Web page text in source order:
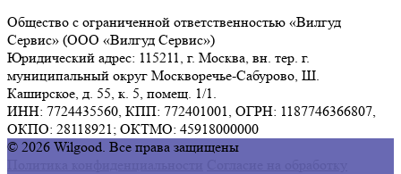
Общество с ограниченной ответственностью «Вилгуд
Сервис» (ООО «Вилгуд Сервис»)
Юридический адрес: 115211, г. Москва, вн. тер. г.
муниципальный округ Москворечье-Сабурово, Ш.
Каширское, д. 55, к. 5, помещ. 1/1.
ИНН: 7724435560, КПП: 772401001, ОГРН: 1187746366807,
ОКПО: 28118921; ОКТМО: 45918000000
© 2026 Wilgood. Все права защищены